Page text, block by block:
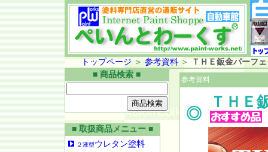
トップページ ＞ 参考資料＞
ＴＨＥ鈑金パーフ
■ 商品検索 ■
■ 取扱商品メニュー ■
２液型ウレタン塗料
参考資料
◎
ＴＨＥ